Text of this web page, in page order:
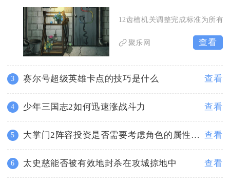
12齿槽机关调整完成标准为所有
聚乐网 查看
3 赛尔号超级英雄卡点的技巧是什么 查看
4 少年三国志2如何迅速涨战斗力 查看
5 大掌门2阵容投资是否需要考虑角色的属性与技能 查看
6 太史慈能否被有效地封杀在攻城掠地中 查看